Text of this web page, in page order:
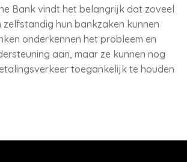
Bank vindt het belangrijk dat zoveel
zelfstandig hun bankzaken kunnen
onderkennen het probleem en
aan, maar ze kunnen nog
toegankelijk te houden